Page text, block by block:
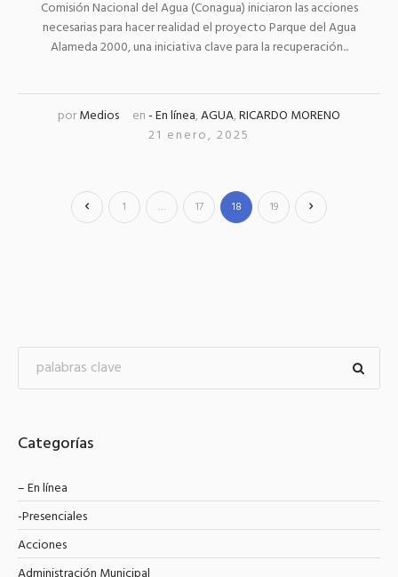
Comisión Nacional del Agua (Conagua) iniciaron las acciones
necesarias para hacer realidad el proyecto Parque del Agua
Alameda 2000, una iniciativa clave para la recuperación...
porMedios en- En línea,AGUA,RICARDO MORENO
21 enero, 2025
1 … 17 18 19
Categorías
– En línea
-Presenciales
Acciones